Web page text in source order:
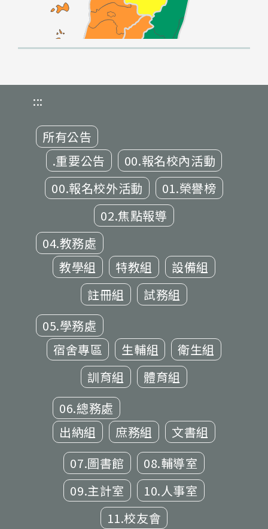
:::
所有公告
.重要公告
00.報名校內活動
00.報名校外活動
01.榮譽榜
02.焦點報導
04.教務處
教學組
特教組
設備組
註冊組
試務組
05.學務處
宿舍專區
生輔組
衛生組
訓育組
體育組
06.總務處
出納組
庶務組
文書組
07.圖書館
08.輔導室
09.主計室
10.人事室
11.校友會